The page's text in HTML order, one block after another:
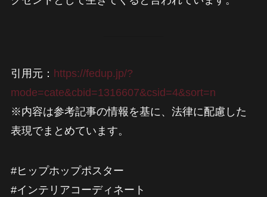
引用元： https://fedup.jp/?
mode=cate&cbid=1316607&csid=4&sort=n
※内容は参考記事の情報を基に、法律に配慮した
表現でまとめています。
#ヒップホップポスター
#インテリアコーディネート